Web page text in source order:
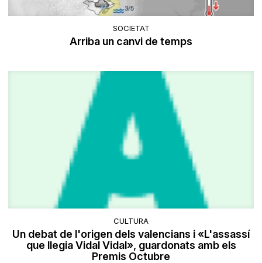
SOCIETAT
Arriba un canvi de temps
CULTURA
Un debat de l'origen dels valencians i «L'assassí
que llegia Vidal Vidal», guardonats amb els
Premis Octubre